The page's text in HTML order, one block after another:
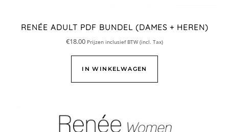
RENÉE ADULT PDF BUNDEL (DAMES + HEREN)
€18.00 Prijzen inclusief BTW (incl. Tax)
IN WINKELWAGEN